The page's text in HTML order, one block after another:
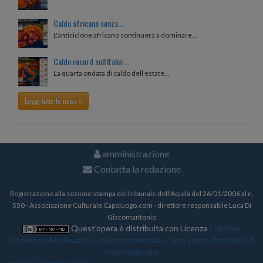
Caldo africano senza...
L'anticiclone africano continuerà a dominare...
Caldo record sull'Italia:...
La quarta ondata di caldo dell'estate...
Leggi tutte le news »
amministrazione
Contatta la redazione
Registrazione alla sezione stampa del tribunale dell'Aquila del 26/01/2006 al n.
550 - Associazione Culturale Capoluogo.com - direttore responsabile Luca Di
Giacomantonio
Quest'opera è distribuita con Licenza Creative
Commons Attribuzione - Non commerciale - Non opere derivate 4.0
Internazionale.